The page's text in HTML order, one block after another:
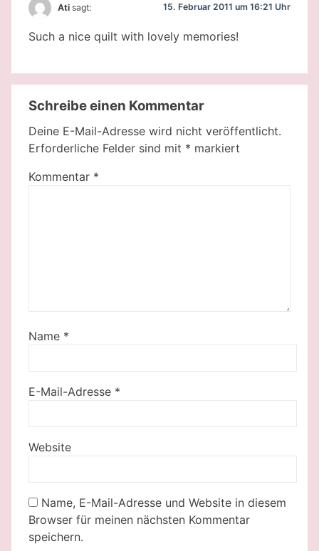
Ati sagt: 15. Februar 2011 um 16:21 Uhr
Such a nice quilt with lovely memories!
Schreibe einen Kommentar
Deine E-Mail-Adresse wird nicht veröffentlicht.
Erforderliche Felder sind mit * markiert
Kommentar *
Name *
E-Mail-Adresse *
Website
Name, E-Mail-Adresse und Website in diesem
Browser für meinen nächsten Kommentar
speichern.